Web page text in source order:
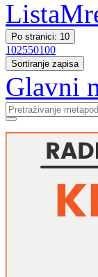
Lista
Po stranici: 10
102550100
Sortiranje zapisa
Glavni